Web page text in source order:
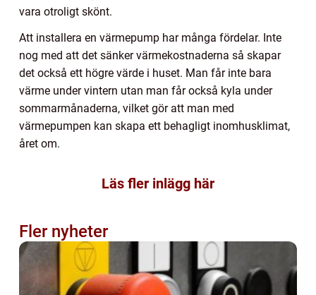
vara otroligt skönt.
Att installera en värmepump har många fördelar. Inte
nog med att det sänker värmekostnaderna så skapar
det också ett högre värde i huset. Man får inte bara
värme under vintern utan man får också kyla under
sommarmånaderna, vilket gör att man med
värmepumpen kan skapa ett behagligt inomhusklimat,
året om.
Läs fler inlägg här
Fler nyheter